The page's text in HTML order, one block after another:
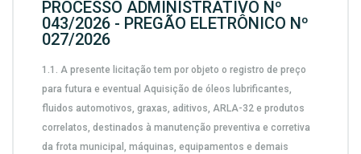
PROCESSO ADMINISTRATIVO Nº
043/2026 - PREGÃO ELETRÔNICO Nº
027/2026
1.1. A presente licitação tem por objeto o registro de preço
para futura e eventual Aquisição de óleos lubrificantes,
fluidos automotivos, graxas, aditivos, ARLA-32 e produtos
correlatos, destinados à manutenção preventiva e corretiva
da frota municipal, máquinas, equipamentos e demais